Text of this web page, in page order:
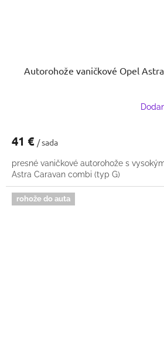
Autorohože vaničkové Opel
41 € / sada
presné vaničkové autorohože s
Astra Caravan combi (typ G)
rohože do auta